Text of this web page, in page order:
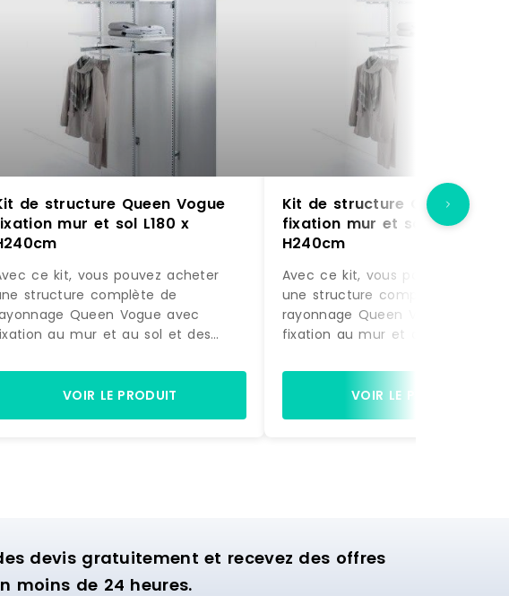
de structure Queen Vogue
mur et sol L180 x
ce kit, vous pouvez acheter
structure complète de
Queen Vogue avec
au mur et au sol et des
photo, prête à être montée.
Equipée de 4 étagères et de 2 bras
suspension, cette structure est
VOIR LE PRODUIT
Kit de structure Queen
fixation mur et sol L180 x
H240cm
Avec ce kit, vous pouvez acheter
une structure complète de
rayonnage Queen Vogue avec
fixation au mur et au sol et des
la photo, prête à être montée.
Equipée de 4 étagères et de 2
de suspension, cette structure
VOIR LE PRODUIT
devis gratuitement et recevez des offres
moins de 24 heures.